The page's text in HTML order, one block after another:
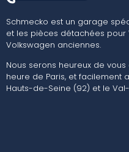
Schmecko est un garage
et les pièces détachées pour
Volkswagen anciennes.
Nous serons heureux de
heure de Paris, et facilement
Hauts-de-Seine (92) et le Val-